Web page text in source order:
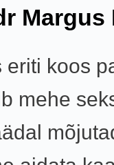
Margus
eriti koos
mehe